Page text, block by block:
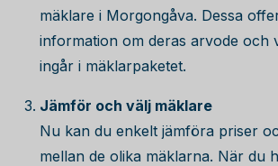
mäklare i Morgongåva. Dessa
information om deras arvode och
ingår i mäklarpaketet.
Jämför och välj mäklare
Nu kan du enkelt jämföra priser
mellan de olika mäklarna. När du